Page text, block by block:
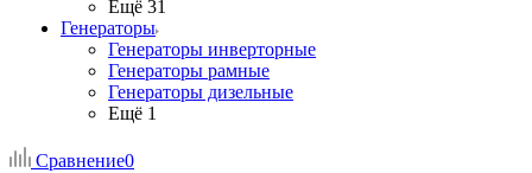
Ещё 31
Генераторы
Генераторы инверторные
Генераторы рамные
Генераторы дизельные
Ещё 1
Сравнение0